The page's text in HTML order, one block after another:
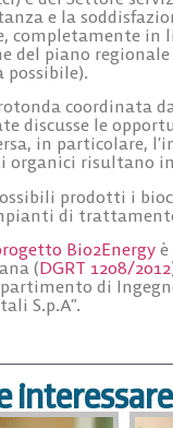
e la
completamente in
del piano
possibile).
coordinata
discusse le
in particolare,
organici risultano
prodotti i
di
Bio2Energy
(DGRT 1208/2012
di
S.p.A”.
interessare